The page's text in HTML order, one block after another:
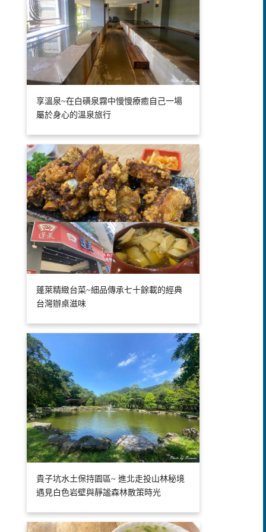
享溫泉~在白磺泉霧中慢慢療癒自己一場
屬於身心的溫泉旅行
蓬萊精緻台菜~細品傳承七十餘載的經典
台灣辦桌滋味
貴子坑水土保持園區~ 進北走投山林秘境
遇見白色岩壁與靜謐森林散策時光